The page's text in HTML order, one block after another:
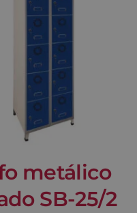
metálico
SB-25/2